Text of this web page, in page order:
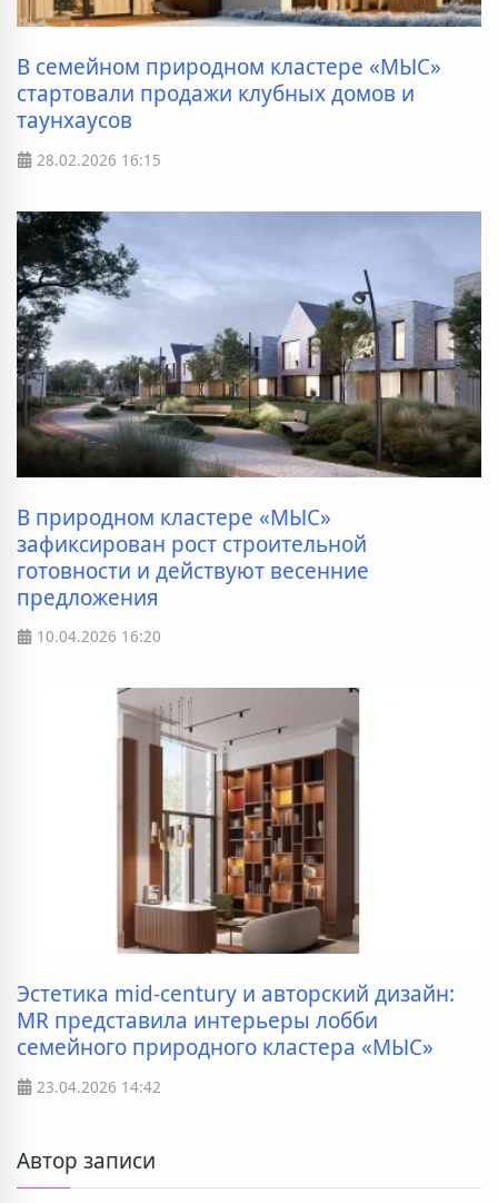
В семейном природном кластере «МЫС»
стартовали продажи клубных домов и
таунхаусов
28.02.2026 16:15
В природном кластере «МЫС»
зафиксирован рост строительной
готовности и действуют весенние
предложения
10.04.2026 16:20
Эстетика mid-century и авторский дизайн:
MR представила интерьеры лобби
семейного природного кластера «МЫС»
23.04.2026 14:42
Автор записи